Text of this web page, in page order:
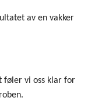
av en vakker
føler vi oss klar for